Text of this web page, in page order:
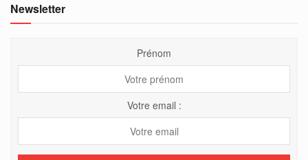
Newsletter
Prénom
Votre email :